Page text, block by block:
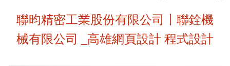
聯昀精密工業股份有限公司〡聯銓機
械有限公司 _高雄網頁設計 程式設計